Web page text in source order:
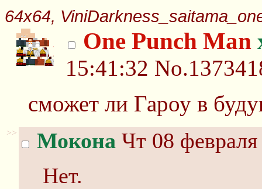
64x64,
One Punch Man
15:41:32
сможет ли Гароу в
>> Мокона Чт 08
Нет.